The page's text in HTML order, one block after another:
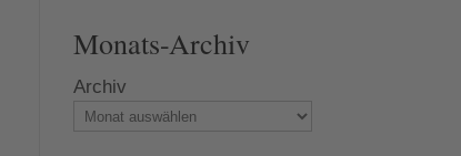
Monats-Archiv
Archiv